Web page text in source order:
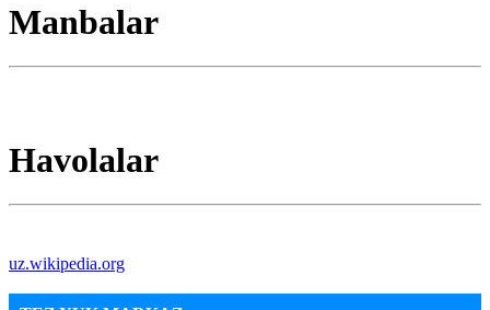
Manbalar
Havolalar
uz.wikipedia.org